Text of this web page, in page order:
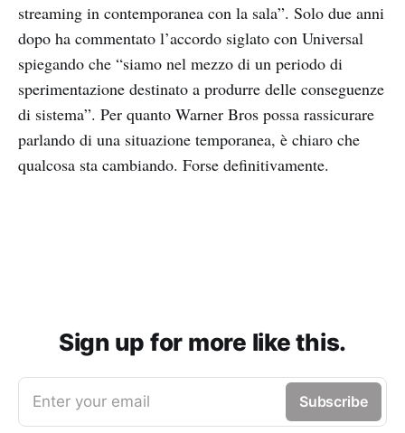
streaming in contemporanea con la sala”. Solo due anni
dopo ha commentato l’accordo siglato con Universal
spiegando che “siamo nel mezzo di un periodo di
sperimentazione destinato a produrre delle conseguenze
di sistema”. Per quanto Warner Bros possa rassicurare
parlando di una situazione temporanea, è chiaro che
qualcosa sta cambiando. Forse definitivamente.
Sign up for more like this.
Enter your email Subscribe